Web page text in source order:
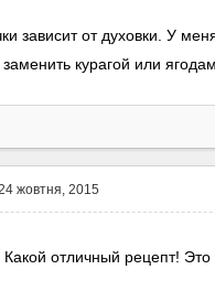
зависит от духовки. У
курагой или
жовтня, 2015
Какой отличный рецепт!